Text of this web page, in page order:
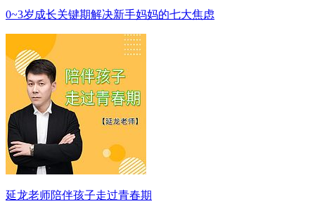
0~3岁成长关键期解决新手妈妈的七大焦虑
延龙老师陪伴孩子走过青春期